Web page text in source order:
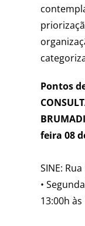
Pontos
feira 08
SINE:
•
13:00h às